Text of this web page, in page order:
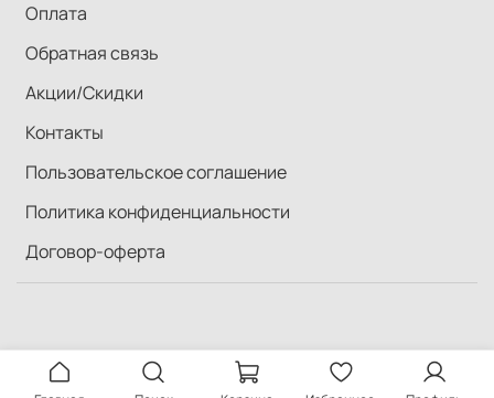
Оплата
Обратная связь
Акции/Скидки
Контакты
Пользовательское соглашение
Политика конфиденциальности
Договор-оферта